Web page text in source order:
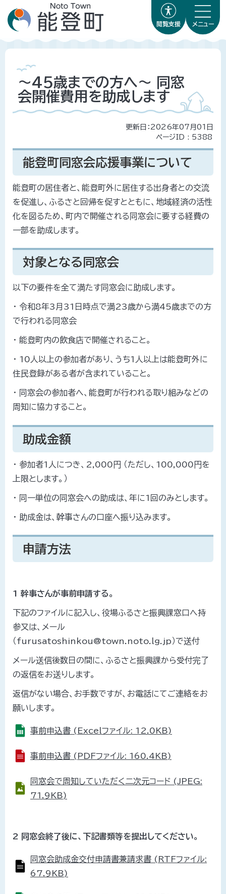
閲覧支援 メニュー
～45歳までの方へ～ 同窓
会開催費用を助成します
更新日：2026年07月01日
ページID : 5388
能登町同窓会応援事業について
能登町の居住者と、能登町外に居住する出身者との交流
を促進し、ふるさと回帰を促すとともに、地域経済の活性
化を図るため、町内で開催される同窓会に要する経費の
一部を助成します。
対象となる同窓会
以下の要件を全て満たす同窓会に助成します。
・ 令和8年3月31日時点で満23歳から満45歳までの方
で行われる同窓会
・ 能登町内の飲食店で開催されること。
・ 10人以上の参加者があり、うち1人以上は能登町外に
住民登録がある者が含まれていること。
・ 同窓会の参加者へ、能登町が行われる取り組みなどの
周知に協力すること。
助成金額
・ 参加者1人につき、2,000円 （ただし、100,000円を
上限とします。）
・ 同一単位の同窓会への助成は、年に1回のみとします。
・ 助成金は、幹事さんの口座へ振り込みます。
申請方法
1 幹事さんが事前申請する。
下記のファイルに記入し、役場ふるさと振興課窓口へ持
参又は、メール
（furusatoshinkou@town.noto.lg.jp）で送付
メール送信後数日の間に、ふるさと振興課から受付完了
の返信をお送りします。
返信がない場合、お手数ですが、お電話にてご連絡をお
願いします。
事前申込書 (Excelファイル: 12.0KB)
事前申込書 (PDFファイル: 160.4KB)
同窓会で周知していただく二次元コード (JPEG:
71.9KB)
2 同窓会終了後に、下記書類等を提出してください。
同窓会助成金交付申請書兼請求書 (RTFファイル:
67.9KB)